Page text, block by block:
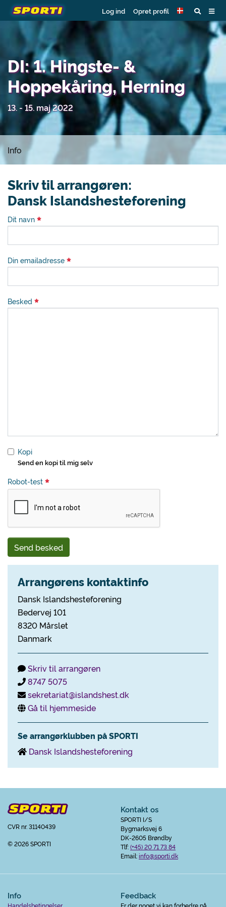
Log ind Opret profil
DI: 1. Hingste- &
Hoppekåring, Herning
13. - 15. maj 2022
Info
Skriv til arrangøren:
Dansk Islandshesteforening
Dit navn
Din emailadresse
Besked
Kopi
Send en kopi til mig selv
Robot-test
Send besked
Arrangørens kontaktinfo
Dansk Islandshesteforening
Bedervej 101
8320 Mårslet
Danmark
Skriv til arrangøren
8747 5075
sekretariat@islandshest.dk
Gå til hjemmeside
Se arrangørklubben på SPORTI
Dansk Islandshesteforening
CVR nr. 31140439
© 2026 SPORTI
Kontakt os
SPORTI I/S
Bygmarksvej 6
DK-2605 Brøndby
Tlf:(+45) 20 71 73 84
Email:info@sporti.dk
Info
Handelsbetingelser
Feedback
Er der noget vi kan forbedre på